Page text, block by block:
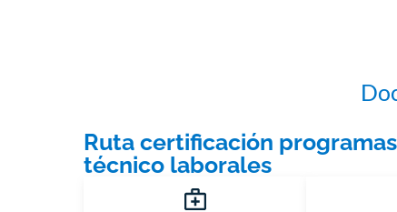
Ruta certificación programas
técnico laborales